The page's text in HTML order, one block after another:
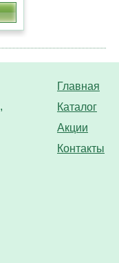
Главная
Каталог
Акции
Контакты